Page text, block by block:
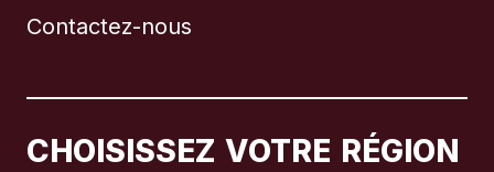
Contactez-nous
CHOISISSEZ VOTRE RÉGION